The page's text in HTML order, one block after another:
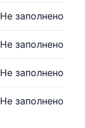
Не заполнено
Не заполнено
Не заполнено
Не заполнено